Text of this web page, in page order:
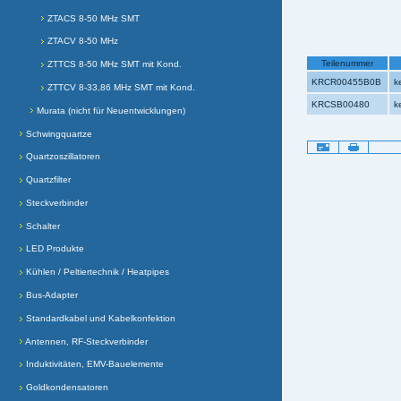
ZTACS 8-50 MHz SMT
ZTACV 8-50 MHz
ZTTCS 8-50 MHz SMT mit Kond.
ZTTCV 8-33,86 MHz SMT mit Kond.
Murata (nicht für Neuentwicklungen)
Schwingquartze
Quartzoszillatoren
Quartzfilter
Steckverbinder
Schalter
LED Produkte
Kühlen / Peltiertechnik / Heatpipes
Bus-Adapter
Standardkabel und Kabelkonfektion
Antennen, RF-Steckverbinder
Induktivitäten, EMV-Bauelemente
Goldkondensatoren
Teilenummer
KRCR00455B0B
KRCSB00480
Artikelaktionen